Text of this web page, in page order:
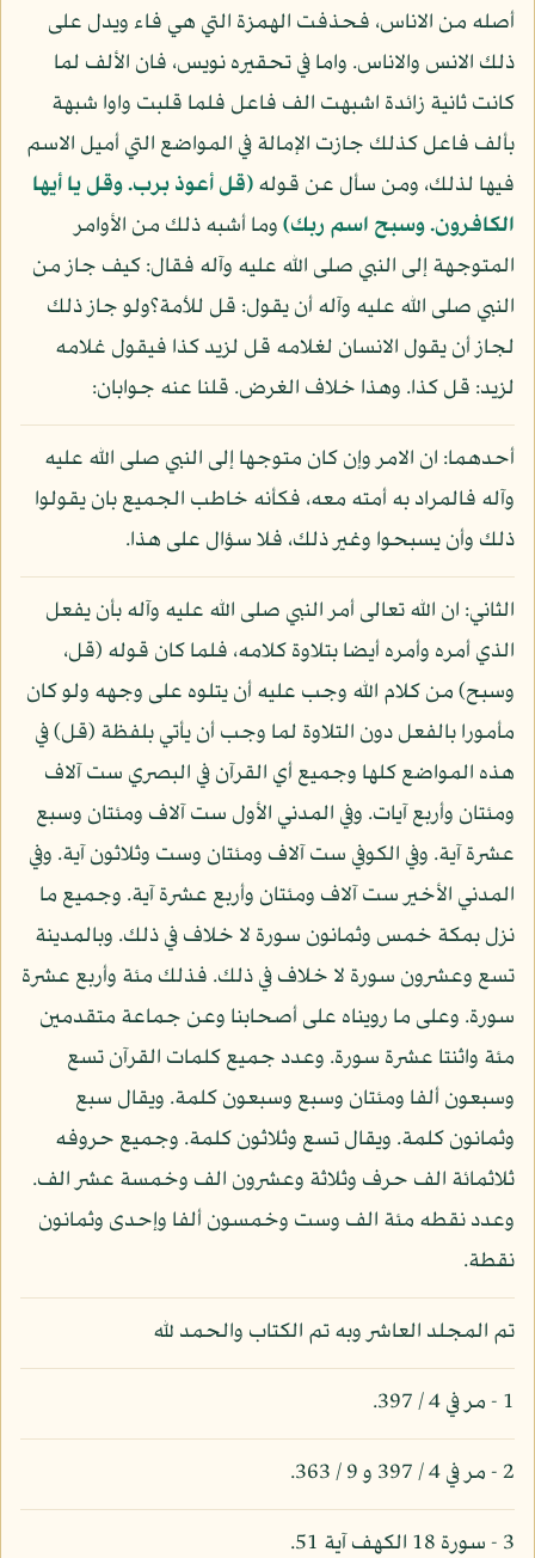
أصله من الاناس، فحذفت الهمزة التي هي فاء ويدل على
ذلك الانس والاناس. واما في تحقيره نويس، فان الألف لما
كانت ثانية زائدة اشبهت الف فاعل فلما قلبت واوا شبهة
بألف فاعل كذلك جازت الإمالة في المواضع التي أميل الاسم
فيها لذلك، ومن سأل عن قوله(قل أعوذ برب. وقل يا أيها
الكافرون. وسبح اسم ربك)وما أشبه ذلك من الأوامر
المتوجهة إلى النبي صلى الله عليه وآله فقال: كيف جاز من
النبي صلى الله عليه وآله أن يقول: قل للأمة؟ولو جاز ذلك
لجاز أن يقول الانسان لغلامه قل لزيد كذا فيقول غلامه
لزيد: قل كذا. وهذا خلاف الغرض. قلنا عنه جوابان:
أحدهما: ان الامر وإن كان متوجها إلى النبي صلى الله عليه
وآله فالمراد به أمته معه، فكأنه خاطب الجميع بان يقولوا
ذلك وأن يسبحوا وغير ذلك، فلا سؤال على هذا.
الثاني: ان الله تعالى أمر النبي صلى الله عليه وآله بأن يفعل
الذي أمره وأمره أيضا بتلاوة كلامه، فلما كان قوله (قل،
وسبح) من كلام الله وجب عليه أن يتلوه على وجهه ولو كان
مأمورا بالفعل دون التلاوة لما وجب أن يأتي بلفظة (قل) في
هذه المواضع كلها وجميع أي القرآن في البصري ست آلاف
ومئتان وأربع آيات. وفي المدني الأول ست آلاف ومئتان وسبع
عشرة آية. وفي الكوفي ست آلاف ومئتان وست وثلاثون آية. وفي
المدني الأخير ست آلاف ومئتان وأربع عشرة آية. وجميع ما
نزل بمكة خمس وثمانون سورة لا خلاف في ذلك. وبالمدينة
تسع وعشرون سورة لا خلاف في ذلك. فذلك مئة وأربع عشرة
سورة. وعلى ما رويناه على أصحابنا وعن جماعة متقدمين
مئة واثنتا عشرة سورة. وعدد جميع كلمات القرآن تسع
وسبعون ألفا ومئتان وسبع وسبعون كلمة. ويقال سبع
وثمانون كلمة. ويقال تسع وثلاثون كلمة. وجميع حروفه
ثلاثمائة الف حرف وثلاثة وعشرون الف وخمسة عشر الف.
وعدد نقطه مئة الف وست وخمسون ألفا وإحدى وثمانون
نقطة.
تم المجلد العاشر وبه تم الكتاب والحمد لله
1 - مر في 4 / 397.
2 - مر في 4 / 397 و 9 / 363.
3 - سورة 18 الكهف آية 51.